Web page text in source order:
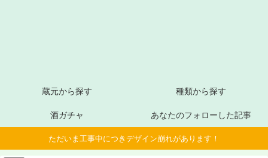
蔵元から探す 種類から探す
酒ガチャ あなたのフォローした記事
ただいま工事中につきデザイン崩れがあります！